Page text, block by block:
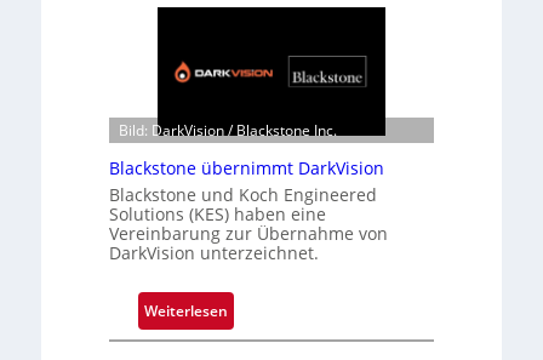
n
b
e
t
e
i
i
g
t
Bild: DarkVision / Blackstone Inc.
Blackstone übernimmt DarkVision
Blackstone und Koch Engineered
Solutions (KES) haben eine
Vereinbarung zur Übernahme von
DarkVision unterzeichnet.
Weiterlesen
B